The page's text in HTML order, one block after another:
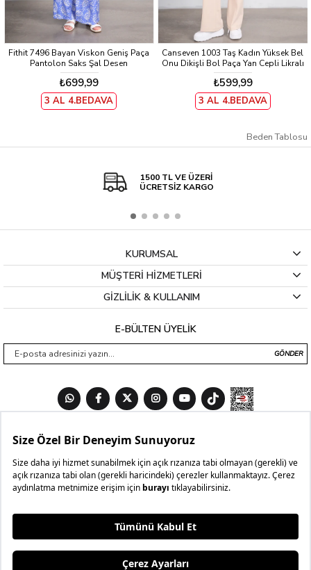
Fithit 7496 Bayan Viskon Geniş Paça
Pantolon Saks Şal Desen
₺699,99
3 AL 4.BEDAVA
Canseven 1003 Taş Kadın Yüksek Bel
Onu Dikişli Bol Paça Yan Cepli Likralı
Skuba Kumaş Pantolon
₺599,99
3 AL 4.BEDAVA
Beden Tablosu
1500 TL VE ÜZERİ
ÜCRETSİZ KARGO
KURUMSAL
MÜŞTERİ HİZMETLERİ
GİZLİLİK & KULLANIM
E-BÜLTEN ÜYELİK
GÖNDER